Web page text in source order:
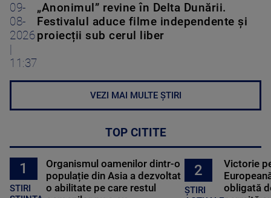
09-
08-
2026
|
11:37
„Anonimul” revine în Delta Dunării.
Festivalul aduce filme independente și
proiecții sub cerul liber
VEZI MAI MULTE ȘTIRI
TOP CITITE
1
STIRI
Organismul oamenilor dintr-o
populație din Asia a dezvoltat
o abilitate pe care restul
2
ȘTIRI
Victorie
obligată